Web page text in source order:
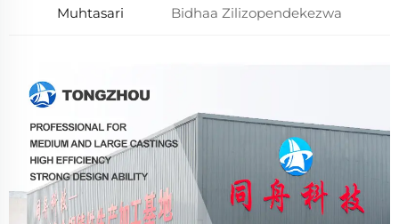
Muhtasari Bidhaa Zilizopendekezwa